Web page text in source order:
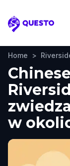
Questo
Home >
w